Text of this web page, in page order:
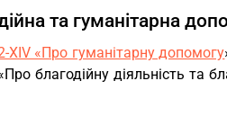
та гуманітарна
«Про гуманітарну допомогу
благодійну діяльність та